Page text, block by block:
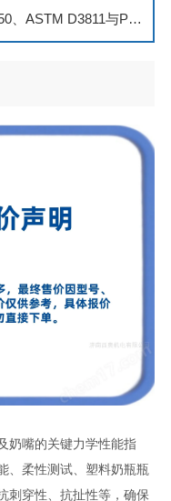
解卷力测试全攻略 读懂GB/T 4850、ASTM D3811与PSTC-13标准差异
奶嘴的关键力学性能指
、柔性测试、塑料奶瓶瓶
刺穿性、抗扯性等，确保